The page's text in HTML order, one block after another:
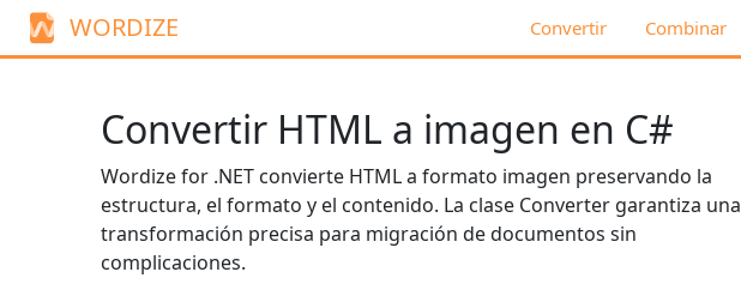
WORDIZE Convertir Combinar
Convertir HTML a imagen en C#
Wordize for .NET convierte HTML a formato imagen preservando la
estructura, el formato y el contenido. La clase Converter garantiza una
transformación precisa para migración de documentos sin
complicaciones.